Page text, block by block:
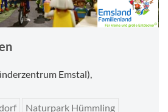
Emstal),
Naturpark Hümmling